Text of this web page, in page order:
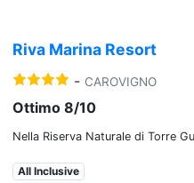
Riva Marina Resort
- CAROVIGNO
Ottimo 8/10
Nella Riserva Naturale di Torre
All Inclusive